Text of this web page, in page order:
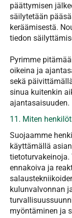
päättymisen
säilytetään
keräämisestä.
tiedon
​​​​​​​Pyrimme
oikeina ja
sekä
sinua kuitenkin
ajantasaisuuden.
11. Miten
Suojaamme
käyttämällä
ennakoiva ja
kulunvalvonnan
myöntäminen ja